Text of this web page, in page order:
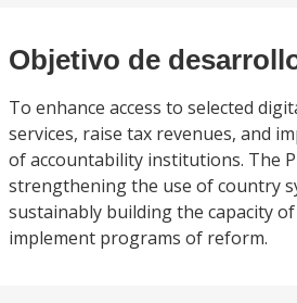
Objetivo de
To enhance access to selected
services, raise tax revenues, and
of accountability institutions. The
strengthening the use of country
sustainably building the capacity
implement programs of reform.